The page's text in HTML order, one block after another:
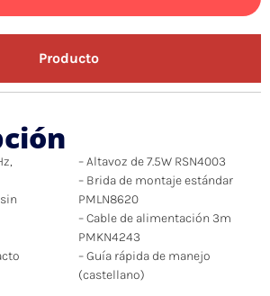
Producto
– Altavoz de 7.5W RSN4003
– Brida de montaje estándar
PMLN8620
– Cable de alimentación 3m
PMKN4243
– Guía rápida de manejo
(castellano)